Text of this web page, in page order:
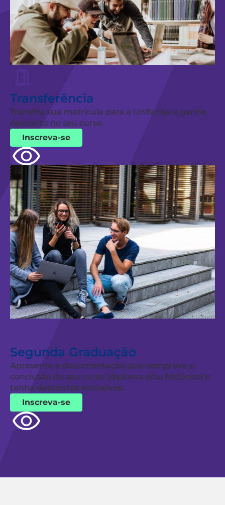
Transferência
Transfira sua matrícula para a Unifacisa e ganhe
desconto no seu curso.
Inscreva-se
Segunda Graduação
Apresente a documentação que comprove a
conclusão do seu curso (diploma e/ou histórico) e
tenha descontos exclusivos.
Inscreva-se